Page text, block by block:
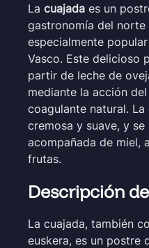
La cuajada es un
gastronomía del norte
especialmente
Vasco. Este delicioso
partir de leche de
mediante la acción
coagulante natural.
cremosa y suave, y
acompañada de miel,
frutas.
Descripción
La cuajada, también
euskera, es un postre